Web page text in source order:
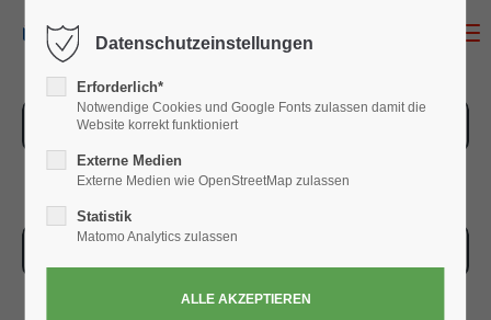
ZUR ÜBERSICHT
Datenschutzeinstellungen
Erforderlich*
Notwendige Cookies und Google Fonts zulassen damit die
Website korrekt funktioniert
Externe Medien
Externe Medien wie OpenStreetMap zulassen
Statistik
Matomo Analytics zulassen